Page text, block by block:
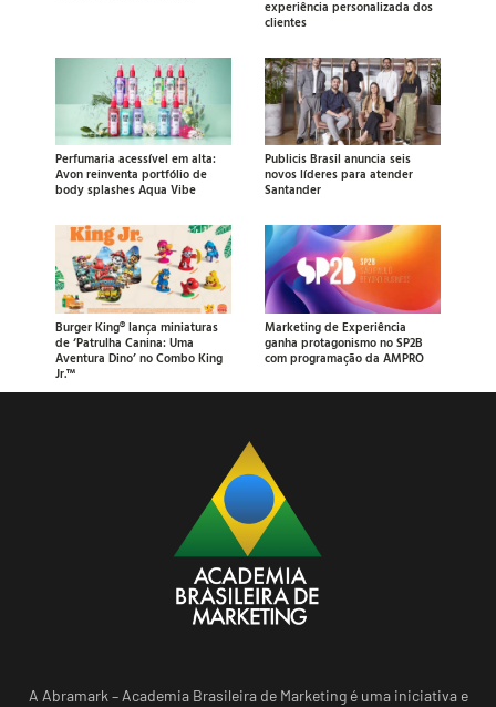
experiência personalizada dos
clientes
Perfumaria acessível em alta:
Avon reinventa portfólio de
body splashes Aqua Vibe
Publicis Brasil anuncia seis
novos líderes para atender
Santander
Burger King® lança miniaturas
de ‘Patrulha Canina: Uma
Aventura Dino’ no Combo King
Jr.™
Marketing de Experiência
ganha protagonismo no SP2B
com programação da AMPRO
A Abramark – Academia Brasileira de Marketing é uma iniciativa e